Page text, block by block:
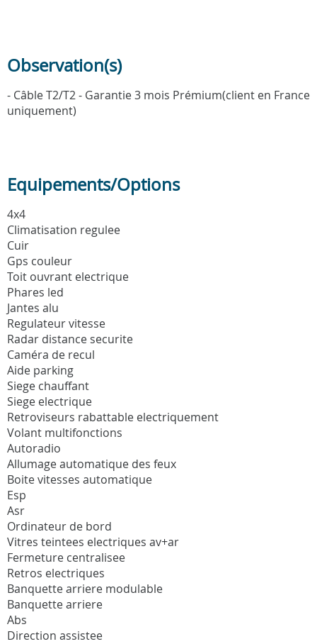
Observation(s)
- Câble T2/T2 - Garantie 3 mois Prémium(client en France
uniquement)
Equipements/Options
4x4
Climatisation regulee
Cuir
Gps couleur
Toit ouvrant electrique
Phares led
Jantes alu
Regulateur vitesse
Radar distance securite
Caméra de recul
Aide parking
Siege chauffant
Siege electrique
Retroviseurs rabattable electriquement
Volant multifonctions
Autoradio
Allumage automatique des feux
Boite vitesses automatique
Esp
Asr
Ordinateur de bord
Vitres teintees electriques av+ar
Fermeture centralisee
Retros electriques
Banquette arriere modulable
Banquette arriere
Abs
Direction assistee